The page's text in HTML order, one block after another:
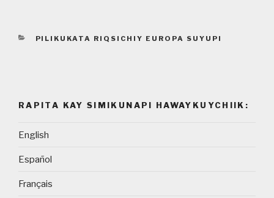
CATEGORIES
PILIKUKATA RIQSICHIY EUROPA SUYUPI
RAPITA KAY SIMIKUNAPI HAWAYKUYCHIIK:
English
Español
Français